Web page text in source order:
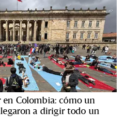
Colombia: cómo un
a dirigir todo un